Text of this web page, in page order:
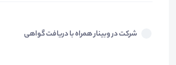
شرکت در وبینار همراه با دریافت گواهی